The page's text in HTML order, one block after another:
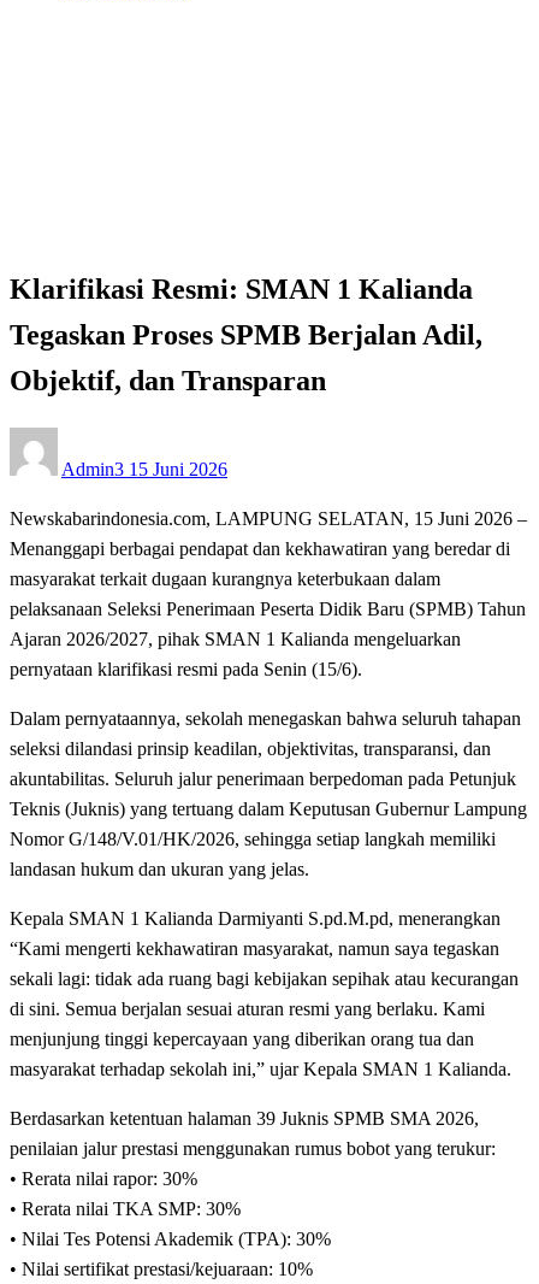
Klarifikasi Resmi: SMAN 1 Kalianda
Tegaskan Proses SPMB Berjalan Adil,
Objektif, dan Transparan
Admin3 on
15 Juni 2026
Newskabarindonesia.com, LAMPUNG SELATAN, 15 Juni 2026 –
Menanggapi berbagai pendapat dan kekhawatiran yang beredar di
masyarakat terkait dugaan kurangnya keterbukaan dalam
pelaksanaan Seleksi Penerimaan Peserta Didik Baru (SPMB) Tahun
Ajaran 2026/2027, pihak SMAN 1 Kalianda mengeluarkan
pernyataan klarifikasi resmi pada Senin (15/6).
Dalam pernyataannya, sekolah menegaskan bahwa seluruh tahapan
seleksi dilandasi prinsip keadilan, objektivitas, transparansi, dan
akuntabilitas. Seluruh jalur penerimaan berpedoman pada Petunjuk
Teknis (Juknis) yang tertuang dalam Keputusan Gubernur Lampung
Nomor G/148/V.01/HK/2026, sehingga setiap langkah memiliki
landasan hukum dan ukuran yang jelas.
Kepala SMAN 1 Kalianda Darmiyanti S.pd.M.pd, menerangkan
“Kami mengerti kekhawatiran masyarakat, namun saya tegaskan
sekali lagi: tidak ada ruang bagi kebijakan sepihak atau kecurangan
di sini. Semua berjalan sesuai aturan resmi yang berlaku. Kami
menjunjung tinggi kepercayaan yang diberikan orang tua dan
masyarakat terhadap sekolah ini,” ujar Kepala SMAN 1 Kalianda.
Berdasarkan ketentuan halaman 39 Juknis SPMB SMA 2026,
penilaian jalur prestasi menggunakan rumus bobot yang terukur:
• Rerata nilai rapor: 30%
• Rerata nilai TKA SMP: 30%
• Nilai Tes Potensi Akademik (TPA): 30%
• Nilai sertifikat prestasi/kejuaraan: 10%